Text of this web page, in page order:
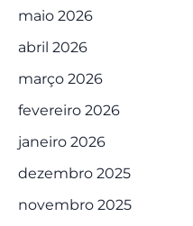
maio 2026
abril 2026
março 2026
fevereiro 2026
janeiro 2026
dezembro 2025
novembro 2025